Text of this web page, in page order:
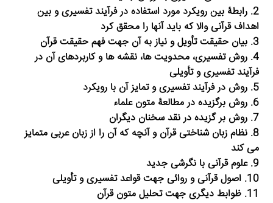
حساب کاربری من
درباره ما
سبد خرید
قوانین و مقررات
2. رابطۀ بین رویکرد مورد استفاده در فرآیند تفسیری و بین
اهداف قرآنی والا که باید آنها را محقق کرد
3. بیان حقیقت تأویل و نیاز به آن جهت فهم حقیقت قرآن
4. روش تفسیری، محدویت ها، نقشه ها و کاربردهای آن در
فرآیند تفسیری و تأویلی
5. روش در فرآیند تفسیری و تمایز آن با رویکرد
6. روش برگزیده در مطالعۀ متون علماء
7. روش بر گزیده در نقد سخنان دیگران
8. نظام زبان شناختی قرآن و آنچه که آن را از زبان عربی متمایز
می کند
9. علوم قرآنی با نگرشی جدید
10. اصول قرآنی و روائی جهت قواعد تفسیری و تأویلی
11. ظوابط دیگری جهت تحلیل متون قرآن